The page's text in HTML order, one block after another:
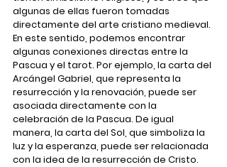
algunas de ellas fueron tomadas
directamente del arte cristiano medieval.
En este sentido, podemos encontrar
algunas conexiones directas entre la
Pascua y el tarot. Por ejemplo, la carta del
Arcángel Gabriel, que representa la
resurrección y la renovación, puede ser
asociada directamente con la
celebración de la Pascua. De igual
manera, la carta del Sol, que simboliza la
luz y la esperanza, puede ser relacionada
con la idea de la resurrección de Cristo.